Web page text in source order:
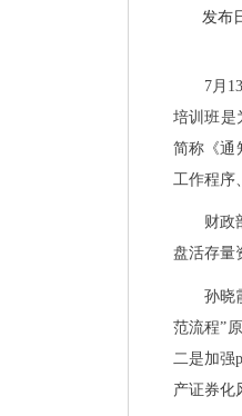
发布
7月
培训班是
简称《通
工作程序
财政
盘活存量
孙晓
范流程”
二是加强
产证券化